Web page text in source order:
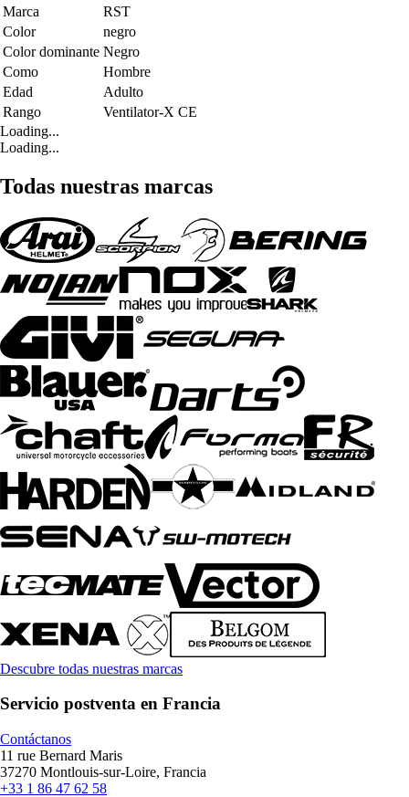
Marca
RST
Color
negro
Color dominante Negro
Como
Hombre
Edad
Adulto
Rango
Ventilator-X CE
Loading...
Loading...
Todas nuestras marcas
Descubre todas nuestras marcas
Servicio postventa en Francia
Contáctanos
11 rue Bernard Maris
37270 Montlouis-sur-Loire, Francia
+33 1 86 47 62 58